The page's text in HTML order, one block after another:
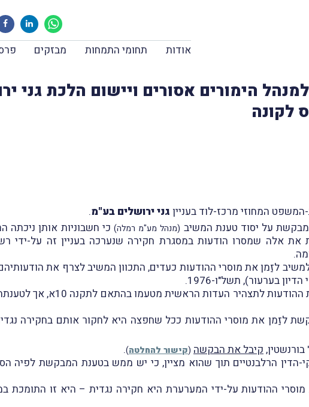
אודות תחומי התמחות מבזקים
הימורים אסורים ויישום הלכת גני
לקונה
גני ירושלים בע"מ.
על יסוד טענת המשיב (מנהל מע"מ רמלה) כי חשבוניות אותן
אלה שמסרו הודעות במסגרת חקירה שנערכה בעניין זה על-ידי
לזַמן את מוסרי ההודעות כעדים, התכוון המשיב לצרף את
המבקשת לא חָלקה על זכותו של המשיב
לזַמן את מוסרי ההודעות ככל שחפצה היא לחקור אותם בחקירה
קיבל את הבקשה (קישור להחלטה)
.
הדין הרלבנטיים תוך שהוא מציין, כי יש ממש בטענת המבקשת לפיה
ההודעות על-ידי המערערת היא חקירה נגדית – היא זו התומכת